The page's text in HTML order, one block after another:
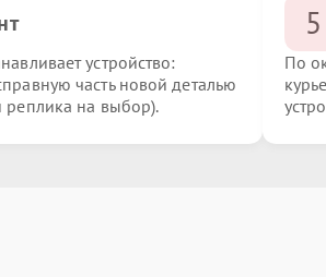
устройство:
часть новой деталью
реплика на выбор).
5
По